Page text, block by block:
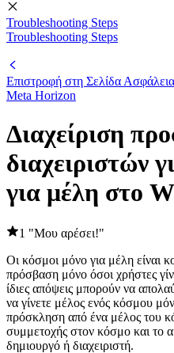
Troubleshooting Steps
Troubleshooting Steps
Επιστροφή στη Σελίδα
Meta Horizon
Διαχείριση
διαχειριστών
για μέλη στο
1 "Μου αρέσει!"
Οι κόσμοι μόνο για μέλη είναι
πρόσβαση μόνο όσοι χρήστες
ίδιες απόψεις μπορούν να
να γίνετε μέλος ενός κόσμου
πρόσκληση από ένα μέλος του
συμμετοχής στον κόσμο και το
δημιουργό ή διαχειριστή.